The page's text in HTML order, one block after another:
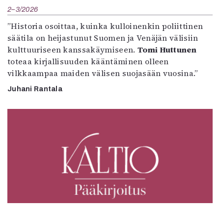
2–3/2026
”Historia osoittaa, kuinka kulloinenkin poliittinen
säätila on heijastunut Suomen ja Venäjän välisiin
kulttuuriseen kanssakäymiseen. Tomi Huttunen
toteaa kirjallisuuden kääntäminen olleen
vilkkaampaa maiden välisen suojasään vuosina.”
Juhani Rantala